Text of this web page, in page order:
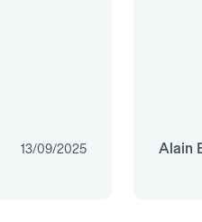
13/09/2025 Alain